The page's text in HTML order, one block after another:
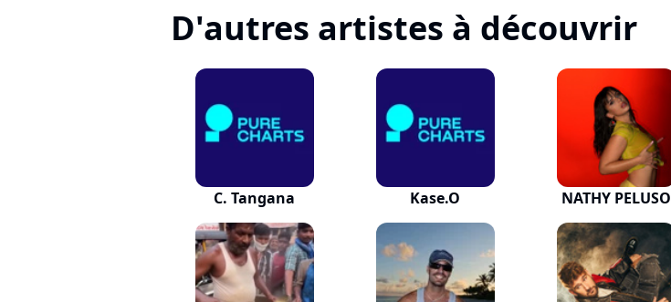
D'autres artistes à découvrir
C. Tangana Kase.O NATHY PELUSO